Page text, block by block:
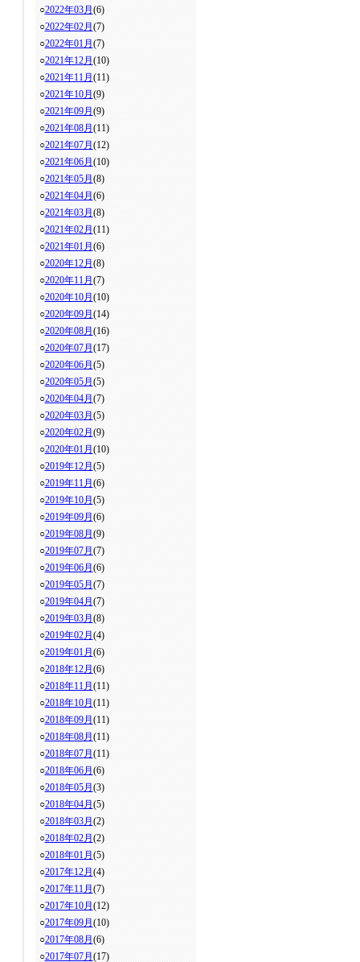
○2022年03月 (6)
○2022年02月 (7)
○2022年01月 (7)
○2021年12月 (10)
○2021年11月 (11)
○2021年10月 (9)
○2021年09月 (9)
○2021年08月 (11)
○2021年07月 (12)
○2021年06月 (10)
○2021年05月 (8)
○2021年04月 (6)
○2021年03月 (8)
○2021年02月 (11)
○2021年01月 (6)
○2020年12月 (8)
○2020年11月 (7)
○2020年10月 (10)
○2020年09月 (14)
○2020年08月 (16)
○2020年07月 (17)
○2020年06月 (5)
○2020年05月 (5)
○2020年04月 (7)
○2020年03月 (5)
○2020年02月 (9)
○2020年01月 (10)
○2019年12月 (5)
○2019年11月 (6)
○2019年10月 (5)
○2019年09月 (6)
○2019年08月 (9)
○2019年07月 (7)
○2019年06月 (6)
○2019年05月 (7)
○2019年04月 (7)
○2019年03月 (8)
○2019年02月 (4)
○2019年01月 (6)
○2018年12月 (6)
○2018年11月 (11)
○2018年10月 (11)
○2018年09月 (11)
○2018年08月 (11)
○2018年07月 (11)
○2018年06月 (6)
○2018年05月 (3)
○2018年04月 (5)
○2018年03月 (2)
○2018年02月 (2)
○2018年01月 (5)
○2017年12月 (4)
○2017年11月 (7)
○2017年10月 (12)
○2017年09月 (10)
○2017年08月 (6)
○2017年07月 (17)